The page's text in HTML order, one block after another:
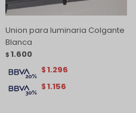
Union para luminaria Colgante
Blanca
$ 1.600
$1.156
$1.296